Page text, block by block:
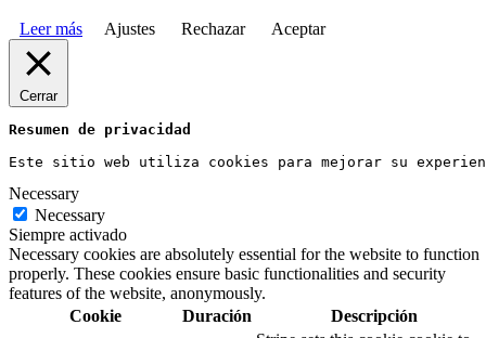
Leer más Ajustes Rechazar Aceptar
Cerrar
Resumen de privacidad
Este sitio web utiliza cookies para mejorar su
Necessary
Necessary
Siempre activado
Necessary cookies are absolutely essential for the website to function
properly. These cookies ensure basic functionalities and security
features of the website, anonymously.
Cookie
Duración
Descripción